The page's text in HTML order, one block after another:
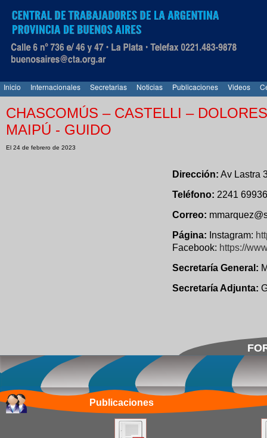
Inicio Internacionales Secretarias Noticias Publicaciones Videos
CHASCOMÚS – CASTELLI –
MAIPÚ - GUIDO
El 24 de febrero de 2023
Dirección: Av Lastra
Teléfono: 2241
Correo:
Página: Instagram:
Facebook: https://
Secretaría General:
Secretaría Adjunta:
Publicaciones